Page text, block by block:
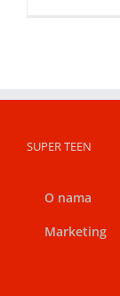
SUPER TEEN
O nama
Marketing